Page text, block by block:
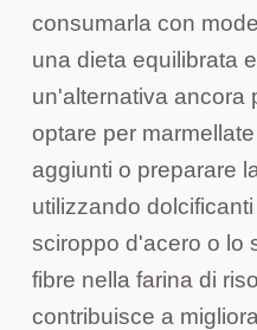
consumarla con
una dieta equilibrata
un'alternativa ancora
optare per
aggiunti o preparare
utilizzando
sciroppo d'acero o lo
fibre nella farina di
contribuisce a